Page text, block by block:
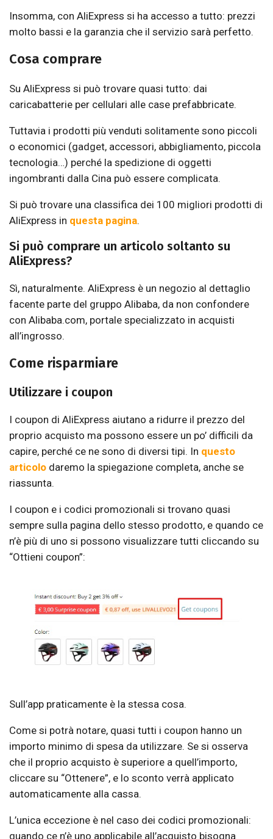
Insomma, con AliExpress si ha accesso a tutto: prezzi
molto bassi e la garanzia che il servizio sarà perfetto.
Cosa comprare
Su AliExpress si può trovare quasi tutto: dai
caricabatterie per cellulari alle case prefabbricate.
Tuttavia i prodotti più venduti solitamente sono piccoli
o economici (gadget, accessori, abbigliamento, piccola
tecnologia…) perché la spedizione di oggetti
ingombranti dalla Cina può essere complicata.
Si può trovare una classifica dei 100 migliori prodotti di
AliExpress in questa pagina.
Si può comprare un articolo soltanto su
AliExpress?
Sì, naturalmente. AliExpress è un negozio al dettaglio
facente parte del gruppo Alibaba, da non confondere
con Alibaba.com, portale specializzato in acquisti
all’ingrosso.
Come risparmiare
Utilizzare i coupon
I coupon di AliExpress aiutano a ridurre il prezzo del
proprio acquisto ma possono essere un po’ difficili da
capire, perché ce ne sono di diversi tipi. In questo
articolo daremo la spiegazione completa, anche se
riassunta.
I coupon e i codici promozionali si trovano quasi
sempre sulla pagina dello stesso prodotto, e quando ce
n’è più di uno si possono visualizzare tutti cliccando su
“Ottieni coupon”:
Sull’app praticamente è la stessa cosa.
Come si potrà notare, quasi tutti i coupon hanno un
importo minimo di spesa da utilizzare. Se si osserva
che il proprio acquisto è superiore a quell’importo,
cliccare su “Ottenere”, e lo sconto verrà applicato
automaticamente alla cassa.
L’unica eccezione è nel caso dei codici promozionali:
quando ce n’è uno applicabile all’acquisto bisogna